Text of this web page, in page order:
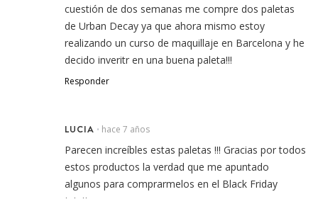
cuestión de dos semanas me compre dos paletas
de Urban Decay ya que ahora mismo estoy
realizando un curso de maquillaje en Barcelona y he
decido inveritr en una buena paleta!!!
Responder
LUCIA • hace 7 años
Parecen increíbles estas paletas !!! Gracias por todos
estos productos la verdad que me apuntado
algunos para comprarmelos en el Black Friday